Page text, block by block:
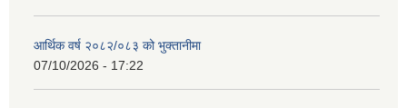
आर्थिक वर्ष २०८२/०८३ को भुक्तानीमा
07/10/2026 - 17:22